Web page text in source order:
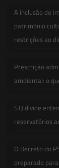
A inclusão de
patrimônio
restrições ao
Prescrição
ambiental: o
STJ divide
reservatórios
O Decreto do
preparado